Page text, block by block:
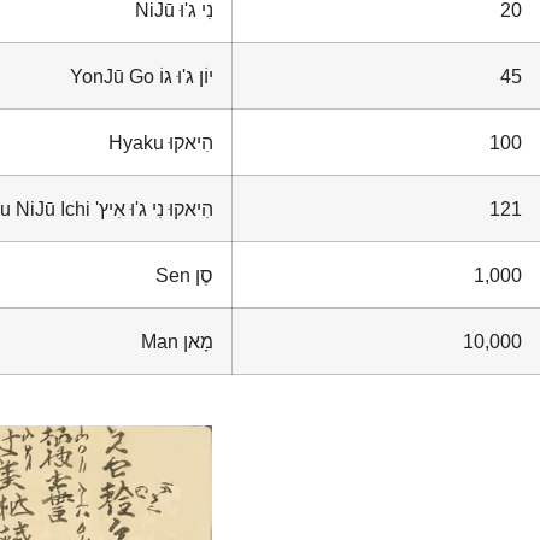
20 נִי ג'וּ NiJū
45 יוֹן ג'וּ גוֹ YonJū Go
100 הִיאקוּ Hyaku
121 הִיאקוּ נִי ג'וּ אִיץ' NiJū Ichi
1,000 סֶן Sen
10,000 מָאן Man